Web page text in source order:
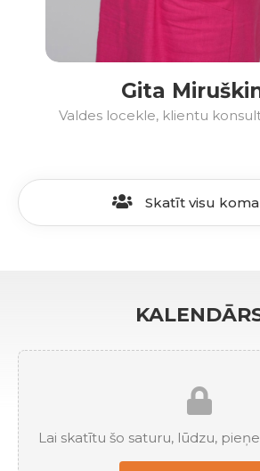
Gita
Valdes locekle, klientu
Skatīt visu
Lai skatītu šo saturu, lūdzu,